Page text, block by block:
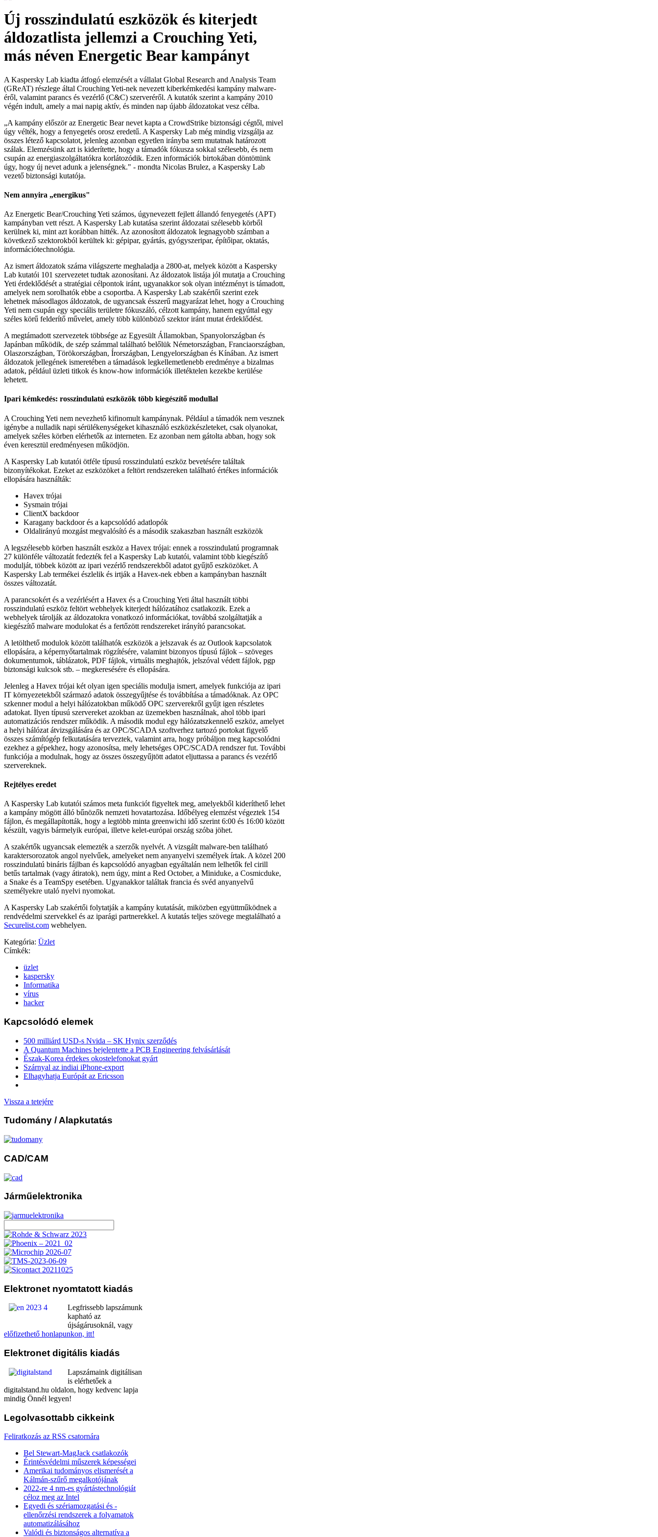
Új rosszindulatú eszközök és kiterjedt
áldozatlista jellemzi a Crouching Yeti,
más néven Energetic Bear kampányt
A Kaspersky Lab kiadta átfogó elemzését a vállalat Global Research and Analysis Team
(GReAT) részlege által Crouching Yeti-nek nevezett kiberkémkedési kampány malware-
éről, valamint parancs és vezérlő (C&C) szerveréről. A kutatók szerint a kampány 2010
végén indult, amely a mai napig aktív, és minden nap újabb áldozatokat vesz célba.
„A kampány először az Energetic Bear nevet kapta a CrowdStrike biztonsági cégtől, mivel
úgy vélték, hogy a fenyegetés orosz eredetű. A Kaspersky Lab még mindig vizsgálja az
összes létező kapcsolatot, jelenleg azonban egyetlen irányba sem mutatnak határozott
szálak. Elemzésünk azt is kiderítette, hogy a támadók fókusza sokkal szélesebb, és nem
csupán az energiaszolgáltatókra korlátozódik. Ezen információk birtokában döntöttünk
úgy, hogy új nevet adunk a jelenségnek." - mondta Nicolas Brulez, a Kaspersky Lab
vezető biztonsági kutatója.
Nem annyira „energikus"
Az Energetic Bear/Crouching Yeti számos, úgynevezett fejlett állandó fenyegetés (APT)
kampányban vett részt. A Kaspersky Lab kutatása szerint áldozatai szélesebb körből
kerülnek ki, mint azt korábban hitték. Az azonosított áldozatok legnagyobb számban a
következő szektorokból kerültek ki: gépipar, gyártás, gyógyszeripar, építőipar, oktatás,
információtechnológia.
Az ismert áldozatok száma világszerte meghaladja a 2800-at, melyek között a Kaspersky
Lab kutatói 101 szervezetet tudtak azonosítani. Az áldozatok listája jól mutatja a Crouching
Yeti érdeklődését a stratégiai célpontok iránt, ugyanakkor sok olyan intézményt is támadott,
amelyek nem sorolhatók ebbe a csoportba. A Kaspersky Lab szakértői szerint ezek
lehetnek másodlagos áldozatok, de ugyancsak ésszerű magyarázat lehet, hogy a Crouching
Yeti nem csupán egy speciális területre fókuszáló, célzott kampány, hanem egyúttal egy
széles körű felderítő művelet, amely több különböző szektor iránt mutat érdeklődést.
A megtámadott szervezetek többsége az Egyesült Államokban, Spanyolországban és
Japánban működik, de szép számmal található belőlük Németországban, Franciaországban,
Olaszországban, Törökországban, Írországban, Lengyelországban és Kínában. Az ismert
áldozatok jellegének ismeretében a támadások legkellemetlenebb eredménye a bizalmas
adatok, például üzleti titkok és know-how információk illetéktelen kezekbe kerülése
lehetett.
Ipari kémkedés: rosszindulatú eszközök több kiegészítő modullal
A Crouching Yeti nem nevezhető kifinomult kampánynak. Például a támadók nem vesznek
igénybe a nulladik napi sérülékenységeket kihasználó eszközkészleteket, csak olyanokat,
amelyek széles körben elérhetők az interneten. Ez azonban nem gátolta abban, hogy sok
éven keresztül eredményesen működjön.
A Kaspersky Lab kutatói ötféle típusú rosszindulatú eszköz bevetésére találtak
bizonyítékokat. Ezeket az eszközöket a feltört rendszereken található értékes információk
ellopására használták:
Havex trójai
Sysmain trójai
ClientX backdoor
Karagany backdoor és a kapcsolódó adatlopók
Oldalirányú mozgást megvalósító és a második szakaszban használt eszközök
A legszélesebb körben használt eszköz a Havex trójai: ennek a rosszindulatú programnak
27 különféle változatát fedezték fel a Kaspersky Lab kutatói, valamint több kiegészítő
modulját, többek között az ipari vezérlő rendszerekből adatot gyűjtő eszközöket. A
Kaspersky Lab termékei észlelik és irtják a Havex-nek ebben a kampányban használt
összes változatát.
A parancsokért és a vezérlésért a Havex és a Crouching Yeti által használt többi
rosszindulatú eszköz feltört webhelyek kiterjedt hálózatához csatlakozik. Ezek a
webhelyek tárolják az áldozatokra vonatkozó információkat, továbbá szolgáltatják a
kiegészítő malware modulokat és a fertőzött rendszereket irányító parancsokat.
A letölthető modulok között találhatók eszközök a jelszavak és az Outlook kapcsolatok
ellopására, a képernyőtartalmak rögzítésére, valamint bizonyos típusú fájlok – szöveges
dokumentumok, táblázatok, PDF fájlok, virtuális meghajtók, jelszóval védett fájlok, pgp
biztonsági kulcsok stb. – megkeresésére és ellopására.
Jelenleg a Havex trójai két olyan igen speciális modulja ismert, amelyek funkciója az ipari
IT környezetekből származó adatok összegyűjtése és továbbítása a támadóknak. Az OPC
szkenner modul a helyi hálózatokban működő OPC szerverekről gyűjt igen részletes
adatokat. Ilyen típusú szervereket azokban az üzemekben használnak, ahol több ipari
automatizációs rendszer működik. A második modul egy hálózatszkennelő eszköz, amelyet
a helyi hálózat átvizsgálására és az OPC/SCADA szoftverhez tartozó portokat figyelő
összes számítógép felkutatására terveztek, valamint arra, hogy próbáljon meg kapcsolódni
ezekhez a gépekhez, hogy azonosítsa, mely lehetséges OPC/SCADA rendszer fut. További
funkciója a modulnak, hogy az összes összegyűjtött adatot eljuttassa a parancs és vezérlő
szervereknek.
Rejtélyes eredet
A Kaspersky Lab kutatói számos meta funkciót figyeltek meg, amelyekből kideríthető lehet
a kampány mögött álló bűnözők nemzeti hovatartozása. Időbélyeg elemzést végeztek 154
fájlon, és megállapították, hogy a legtöbb minta greenwichi idő szerint 6:00 és 16:00 között
készült, vagyis bármelyik európai, illetve kelet-európai ország szóba jöhet.
A szakértők ugyancsak elemezték a szerzők nyelvét. A vizsgált malware-ben található
karaktersorozatok angol nyelvűek, amelyeket nem anyanyelvi személyek írtak. A közel 200
rosszindulatú bináris fájlban és kapcsolódó anyagban egyáltalán nem lelhetők fel cirill
betűs tartalmak (vagy átiratok), nem úgy, mint a Red October, a Miniduke, a Cosmicduke,
a Snake és a TeamSpy esetében. Ugyanakkor találtak francia és svéd anyanyelvű
személyekre utaló nyelvi nyomokat.
A Kaspersky Lab szakértői folytatják a kampány kutatását, miközben együttműködnek a
rendvédelmi szervekkel és az iparági partnerekkel. A kutatás teljes szövege megtalálható a
Securelist.com webhelyen.
Kategória: Üzlet
Címkék:
üzlet
kaspersky
Informatika
vírus
hacker
Kapcsolódó elemek
500 milliárd USD-s Nvida – SK Hynix szerződés
A Quantum Machines bejelentette a PCB Engineering felvásárlását
Észak-Korea érdekes okostelefonokat gyárt
Szárnyal az indiai iPhone-export
Elhagyhatja Európát az Ericsson
Vissza a tetejére
Tudomány / Alapkutatás
CAD/CAM
Járműelektronika
Elektronet nyomtatott kiadás
Legfrissebb lapszámunk
kapható az
újságárusoknál, vagy
előfizethető honlapunkon, itt!
Elektronet digitális kiadás
Lapszámaink digitálisan
is elérhetőek a
digitalstand.hu oldalon, hogy kedvenc lapja
mindig Önnél legyen!
Legolvasottabb cikkeink
Feliratkozás az RSS csatornára
Bel Stewart-MagJack csatlakozók
Érintésvédelmi műszerek képességei
Amerikai tudományos elismerését a
Kálmán-szűrő megalkotójának
2022-re 4 nm-es gyártástechnológiát
céloz meg az Intel
Egyedi és szériamozgatási és -
ellenőrzési rendszerek a folyamatok
automatizálásához
Valódi és biztonságos alternatíva a